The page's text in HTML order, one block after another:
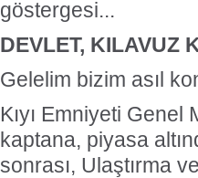
göstergesi...
DEVLET, KILAVUZ
Gelelim bizim asıl
Kıyı Emniyeti
kaptana, piyasa
sonrası, Ulaştırma